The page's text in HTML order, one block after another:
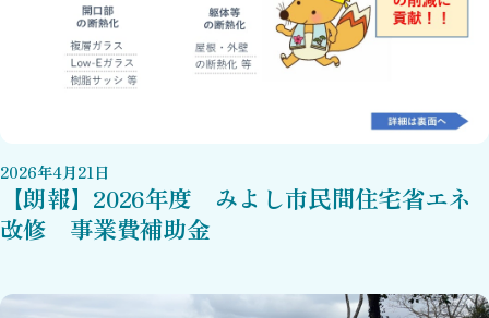
2026年4月21 日
【朗報】2026年度 みよし市民間住宅省エネ
改修 事業費補助金